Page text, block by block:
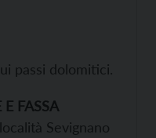
passi dolomitici.
FASSA
Sevignano